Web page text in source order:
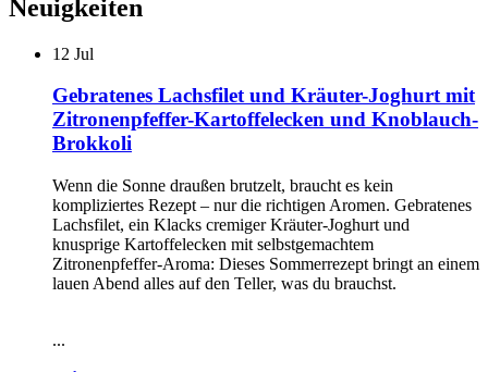
Neuigkeiten
12 Jul
Gebratenes Lachsfilet und Kräuter-Joghurt mit
Zitronenpfeffer-Kartoffelecken und Knoblauch-
Brokkoli
Wenn die Sonne draußen brutzelt, braucht es kein
kompliziertes Rezept – nur die richtigen Aromen. Gebratenes
Lachsfilet, ein Klacks cremiger Kräuter-Joghurt und
knusprige Kartoffelecken mit selbstgemachtem
Zitronenpfeffer-Aroma: Dieses Sommerrezept bringt an einem
lauen Abend alles auf den Teller, was du brauchst.
...